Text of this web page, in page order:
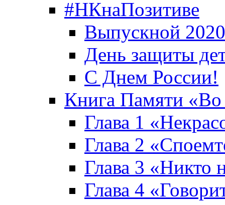
#НКнаПозитиве
Выпускной
День защиты
С Днем России!
Книга Памяти
Глава 1
Глава 2
Глава 3 «Никто
Глава 4